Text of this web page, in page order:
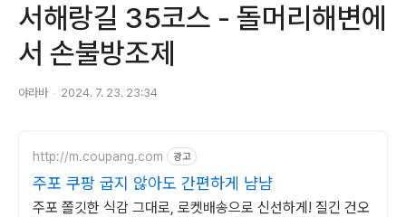
서해랑길 35코스 - 돌머리해변에
서 손불방조제
야라바 2024. 7. 23. 23:34
http://m.coupang.com 광고
주포 쿠팡 굽지 않아도 간편하게 냠냠
주포 쫄깃한 식감 그대로, 로켓배송으로 신선하게! 질긴 건오